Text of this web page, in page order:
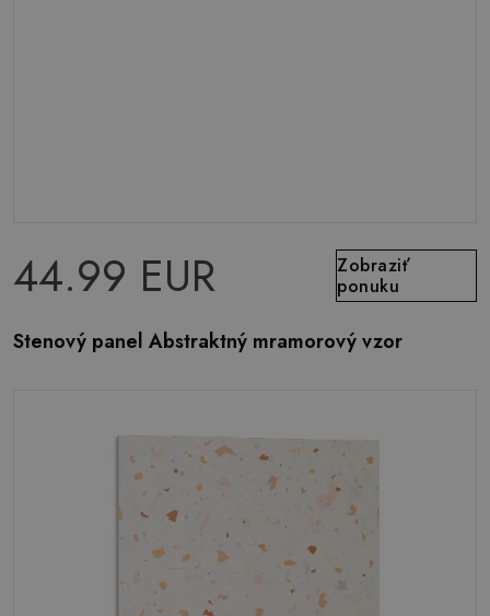
44.99 EUR
Zobraziť
ponuku
Stenový panel Abstraktný mramorový vzor